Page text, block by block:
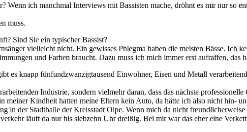
Wenn ich manch­mal In­ter­views mit Bas­sis­ten ma­che, dröhnt es mir nur so
muss.
Sind Sie ein ty­pi­scher Bassist?
viel­leicht nicht. Ein ge­wis­ses Phleg­ma ha­ben die meis­ten Bäs­se. Ich
und Far­ben braucht. Dazu muss ich mich im­mer erst auf­raf­fen, das
es knapp fünf­und­zwan­zig­tau­send Ein­woh­ner, Ei­sen und Me­tall
In­dus­trie, son­dern viel­mehr dar­an, dass das nächs­te
Kind­heit hat­ten mei­ne El­tern kein Auto, da hät­te ich also nicht hin-
in der Stadt­hal­le der Kreis­stadt Olpe. Wenn mich da nicht
läuft da nur bis sieb­zehn Uhr drei­ßig. Bei mir war das eher eine